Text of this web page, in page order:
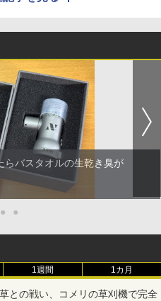
らバスタオルの生乾き臭が
● ●
1週間 1カ月
との戦い、コメリの草刈機で完全